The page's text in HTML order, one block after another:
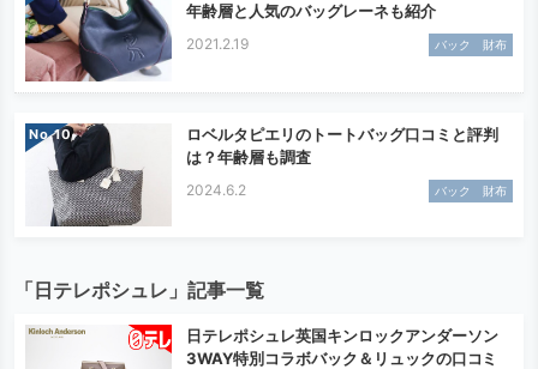
年齢層と人気のバッグレーネも紹介
2021.2.19 バック 財布
No.
ロベルタピエリのトートバッグ口コミと評判
は？年齢層も調査
2024.6.2 バック 財布
「日テレポシュレ」記事一覧
日テレポシュレ英国キンロックアンダーソン
3WAY特別コラボバック＆リュックの口コミ